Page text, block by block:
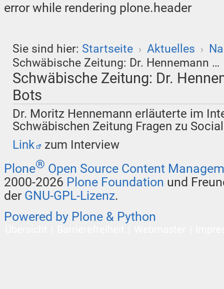
error while rendering plone.header
Sie sind hier: Startseite › Aktuelles ›
Schwäbische Zeitung: Dr. Hennemann …
Schwäbische Zeitung: Dr.
Bots
Dr. Moritz Hennemann erläuterte im
Schwäbischen Zeitung Fragen zu
Link
zum Interview
Plone® Open Source Content
2000-2026 Plone Foundation und
der GNU-GPL-Lizenz.
Powered by Plone & Python